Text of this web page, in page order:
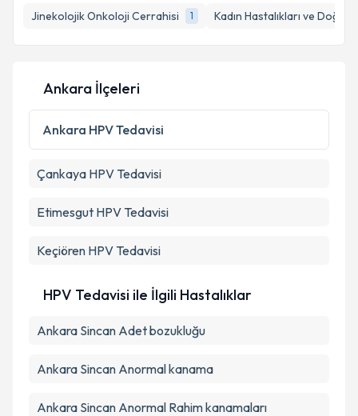
Jinekolojik Onkoloji Cerrahisi
1 Kadın Hastalıkları ve Doğum
Kişisel verilerimin işlenmesine ilişkinAydınlatma
Metni'ni okudum ve kişisel verilerimin belirtilen
kapsamda işlenmesini kabul ediyorum.
Ankara İlçeleri
Ankara HPV Tedavisi
Çankaya HPV Tedavisi
Etimesgut HPV Tedavisi
Keçiören HPV Tedavisi
HPV Tedavisi ile İlgili Hastalıklar
Ankara Sincan Adet bozukluğu
Ankara Sincan Anormal kanama
Ankara Sincan Anormal Rahim kanamaları